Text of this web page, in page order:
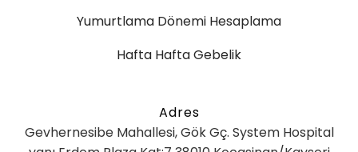
Yumurtlama Dönemi Hesaplama
Hafta Hafta Gebelik
Adres
Gevhernesibe Mahallesi, Gök Gç. System Hospital